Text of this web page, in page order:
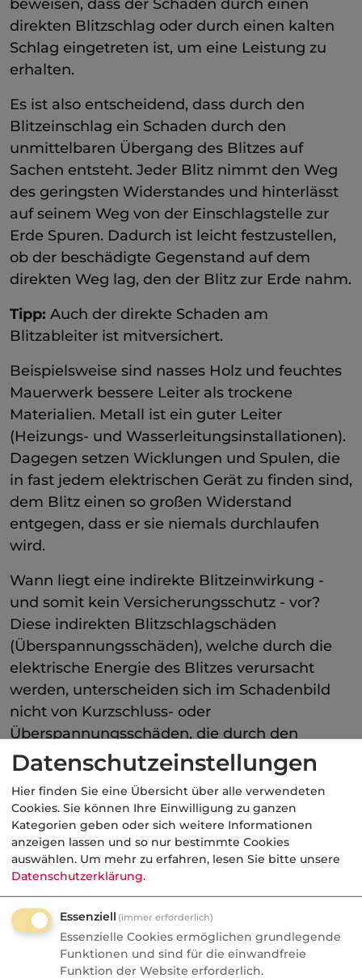
beweisen, dass der Schaden durch einen
direkten Blitzschlag oder durch einen kalten
Schlag eingetreten ist, um eine Leistung zu
erhalten.
Es ist also entscheidend, dass durch den
Blitzeinschlag ein Schaden durch den
unmittelbaren Übergang des Blitzes auf
Sachen entsteht. Jeder Blitz nimmt den Weg
des geringsten Widerstandes und hinterlässt
auf seinem Weg von der Einschlagstelle zur
Erde Spuren. Dadurch ist leicht festzustellen,
ob der beschädigte Gegenstand auf dem
direkten Weg lag, den der Blitz zur Erde nahm.
Tipp: Auch der direkte Schaden am
Blitzableiter ist mitversichert.
Beispielsweise sind nasses Holz und feuchtes
Mauerwerk bessere Leiter als trockene
Materialien. Metall ist ein guter Leiter
(Heizungs- und Wasserleitungsinstallationen).
Dagegen setzen Wicklungen und Spulen, die
in fast jedem elektrischen Gerät zu finden sind,
dem Blitz einen so großen Widerstand
entgegen, dass er sie niemals durchlaufen
wird.
Wann liegt eine indirekte Blitzeinwirkung -
und somit kein Versicherungsschutz - vor?
Diese indirekten Blitzschlagschäden
(Überspannungsschäden), welche durch die
elektrische Energie des Blitzes verursacht
werden, unterscheiden sich im Schadenbild
nicht von Kurzschluss- oder
Überspannungsschäden, die durch den
Betrieb des Gerätes entstehen.
Weist das Gebäude, in dem sich die Sachen
befinden, keine Blitzschutzanlage auf und ist
es selbst, wie auch eine etwaige
Außenantenne, nach dem Gewitter unversehrt
(die Beschädigung des Antennenverstärkers
allein besagt nichts), kann davon
ausgegangen werden, dass bei den Schäden
im Innern des Gebäudes kein direkter
Blitzschlag vorliegt. In diesen Fällen würde der
Datenschutzeinstellungen
Hier finden Sie eine Übersicht über alle verwendeten
Cookies. Sie können Ihre Einwilligung zu ganzen
Kategorien geben oder sich weitere Informationen
anzeigen lassen und so nur bestimmte Cookies
auswählen. Um mehr zu erfahren, lesen Sie bitte unsere
Datenschutzerklärung.
Essenziell (immer erforderlich)
Essenzielle Cookies ermöglichen grundlegende
Funktionen und sind für die einwandfreie
Funktion der Website erforderlich.